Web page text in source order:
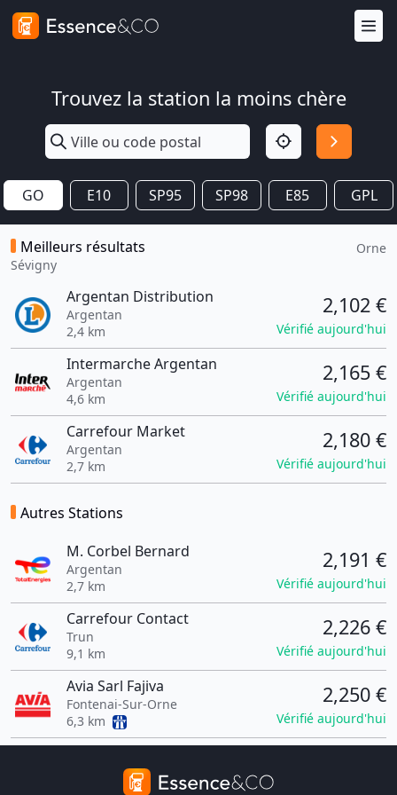
Trouvez la station la moins chère
GO E10 SP95 SP98 E85 GPL
Meilleurs résultats
Sévigny
Orne
Argentan Distribution
Argentan
2,4 km
2,102 €
Vérifié aujourd'hui
Intermarche Argentan
Argentan
4,6 km
2,165 €
Vérifié aujourd'hui
Carrefour Market
Argentan
2,7 km
2,180 €
Vérifié aujourd'hui
Autres Stations
M. Corbel Bernard
Argentan
2,7 km
2,191 €
Vérifié aujourd'hui
Carrefour Contact
Trun
9,1 km
2,226 €
Vérifié aujourd'hui
Avia Sarl Fajiva
Fontenai-Sur-Orne
6,3 km
2,250 €
Vérifié aujourd'hui